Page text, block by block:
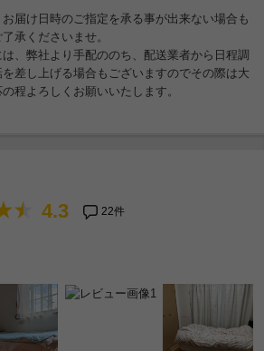
届け日時のご指定を承る事が出来ない場合も
承くださいませ。
、弊社より手配ののち、配送業者から日程調
差し上げる場合もございますのでその際は大
程よろしくお願いいたします。
4.3 22件